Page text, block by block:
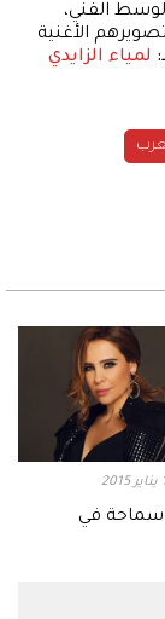
الفني،
الأغنية
لمياء الزايدي
سماحة في